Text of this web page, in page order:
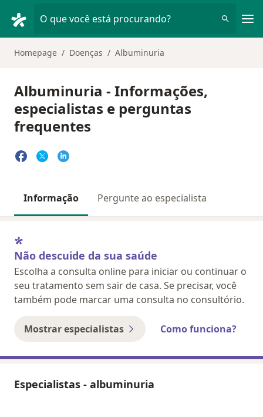
O que você está procurando?
Homepage Doenças Albuminuria
Albuminuria - Informações,
especialistas e perguntas
frequentes
Informação Pergunte ao especialista
Não descuide da sua saúde
Escolha a consulta online para iniciar ou continuar o
seu tratamento sem sair de casa. Se precisar, você
também pode marcar uma consulta no consultório.
Mostrar especialistas Como funciona?
Especialistas - albuminuria